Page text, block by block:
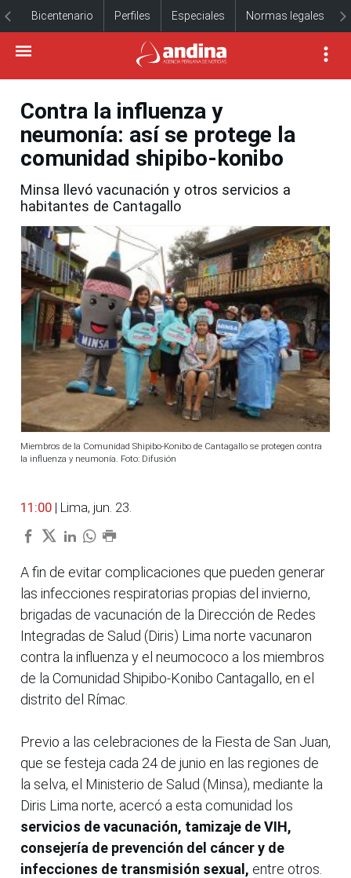
Bicentenario Perfiles Especiales Normas legales
Contra la influenza y
neumonía: así se protege la
comunidad shipibo-konibo
Minsa llevó vacunación y otros servicios a
habitantes de Cantagallo
Miembros de la Comunidad Shipibo-Konibo de Cantagallo se protegen contra
la influenza y neumonía. Foto: Difusión
11:00 | Lima, jun. 23.
A fin de evitar complicaciones que pueden generar
las infecciones respiratorias propias del invierno,
brigadas de vacunación de la Dirección de Redes
Integradas de Salud (Diris) Lima norte vacunaron
contra la influenza y el neumococo a los miembros
de la Comunidad Shipibo-Konibo Cantagallo, en el
distrito del Rímac.
Previo a las celebraciones de la Fiesta de San Juan,
que se festeja cada 24 de junio en las regiones de
la selva, el Ministerio de Salud (Minsa), mediante la
Diris Lima norte, acercó a esta comunidad los
servicios de vacunación, tamizaje de VIH,
consejería de prevención del cáncer y de
infecciones de transmisión sexual, entre otros.